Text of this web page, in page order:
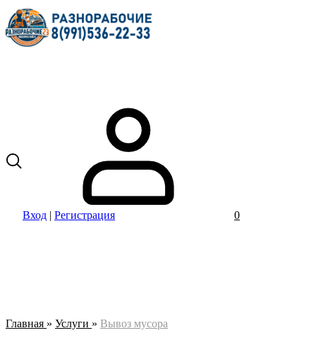
Вход | Регистрация 0
Главная » Услуги » Вывоз мусора